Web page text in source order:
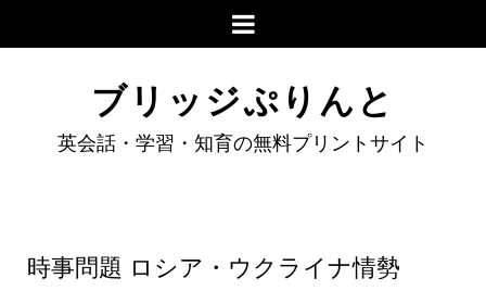
ブリッジぷりんと
英会話・学習・知育の無料プリントサイト
時事問題 ロシア・ウクライナ情勢